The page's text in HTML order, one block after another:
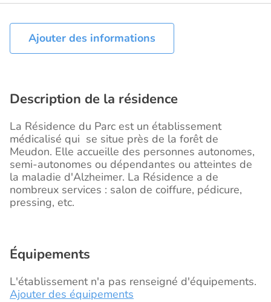
Ajouter des informations
Description de la résidence
La Résidence du Parc est un établissement
médicalisé qui se situe près de la forêt de
Meudon. Elle accueille des personnes autonomes,
semi-autonomes ou dépendantes ou atteintes de
la maladie d'Alzheimer. La Résidence a de
nombreux services : salon de coiffure, pédicure,
pressing, etc.
Équipements
L'établissement n'a pas renseigné d'équipements.
Ajouter des équipements